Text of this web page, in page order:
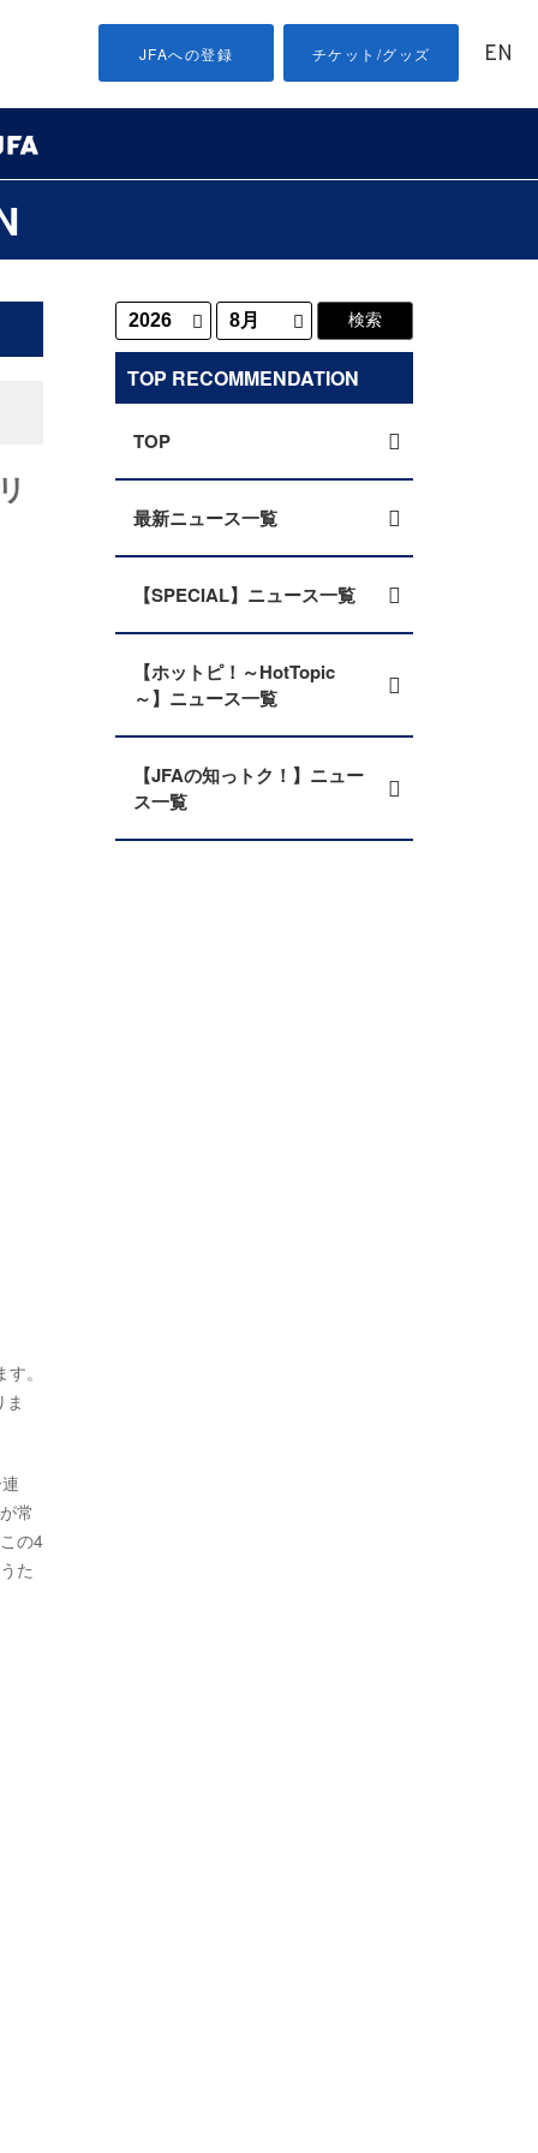
JFAへの登録 チケット/グッズ EN
。
常
の4
た
TOP RECOMMENDATION
TOP
最新ニュース一覧
【SPECIAL】ニュース一覧
【ホットピ！～HotTopic
～】ニュース一覧
【JFAの知っトク！】ニュー
ス一覧